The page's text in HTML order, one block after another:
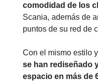
comodidad de los
Scania, además de
puntos de su red de
Con el mismo estilo
se han rediseñado
espacio en más de